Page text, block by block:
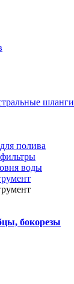
шланги
полива
воды
бокорезы